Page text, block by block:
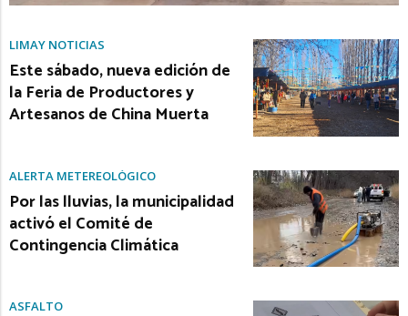
LIMAY NOTICIAS
Este sábado, nueva edición de
la Feria de Productores y
Artesanos de China Muerta
ALERTA METEREOLÓGICO
Por las lluvias, la municipalidad
activó el Comité de
Contingencia Climática
ASFALTO